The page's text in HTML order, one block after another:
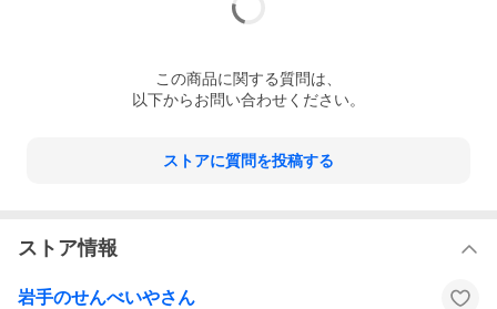
この商品に関する質問は、
以下からお問い合わせください。
ストアに質問を投稿する
ストア情報
岩手のせんべいやさん